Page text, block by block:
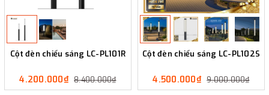
Cột đèn chiếu sáng LC-PL101R
4.200.000₫ 8.400.000₫
Cột đèn chiếu sáng LC-PL102S
4.500.000₫ 9.000.000₫